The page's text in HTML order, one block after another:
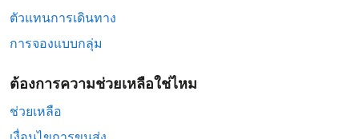
ตัวแทนการเดินทาง
การจองแบบกลุ่ม
ต้องการความช่วยเหลือใช่ไหม
ช่วยเหลือ